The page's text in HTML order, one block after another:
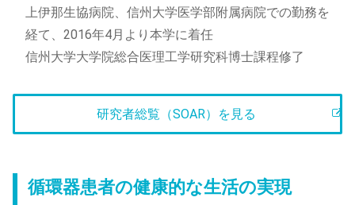
上伊那生協病院、信州大学医学部附属病院での勤務を
経て、2016年4月より本学に着任
信州大学大学院総合医理工学研究科博士課程修了
研究者総覧（SOAR）を見る
循環器患者の健康的な生活の実現